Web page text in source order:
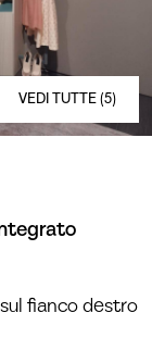
VEDI TUTTE (5)
fianco destro